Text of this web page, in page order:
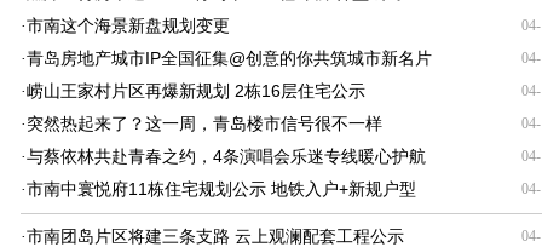
·市南这个海景新盘规划变更
·青岛房地产城市IP全国征集@创意的你共筑城市新名片
·崂山王家村片区再爆新规划 2栋16层住宅公示
· 突然热起来了？这一周，青岛楼市信号很不一样
·与蔡依林共赴青春之约，4条演唱会乐迷专线暖心护航
·市南中寰悦府11栋住宅规划公示 地铁入户+新规户型
·市南团岛片区将建三条支路 云上观澜配套工程公示